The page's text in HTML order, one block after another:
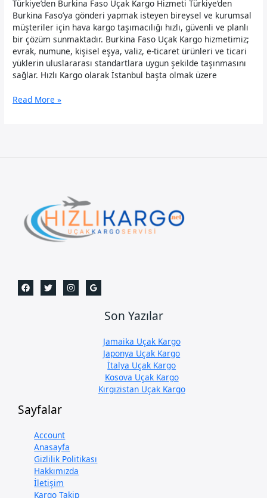
Türkiye’den Burkina Faso Uçak Kargo Hizmeti Türkiye’den
Burkina Faso’ya gönderi yapmak isteyen bireysel ve kurumsal
müşteriler için hava kargo taşımacılığı hızlı, güvenli ve planlı
bir çözüm sunmaktadır. Burkina Faso Uçak Kargo hizmetimiz;
evrak, numune, kişisel eşya, valiz, e-ticaret ürünleri ve ticari
yüklerin uluslararası standartlara uygun şekilde taşınmasını
sağlar. Hızlı Kargo olarak İstanbul başta olmak üzere
Burkina
Read More »
Son Yazılar
Jamaika Uçak Kargo
Japonya Uçak Kargo
İtalya Uçak Kargo
Kosova Uçak Kargo
Kırgızistan Uçak Kargo
Sayfalar
Account
Anasayfa
Gizlilik Politikası
Hakkımızda
İletişim
Kargo Takip